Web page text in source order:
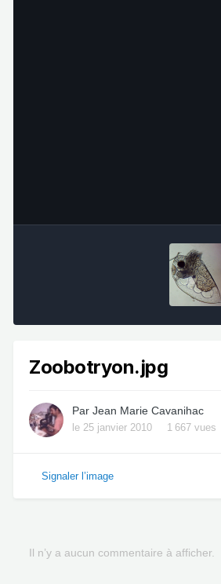
Zoobotryon.jpg
Par Jean Marie Cavanihac
le 25 janvier 2010 1 667 vues
Signaler l’image
Il n’y a aucun commentaire à afficher.